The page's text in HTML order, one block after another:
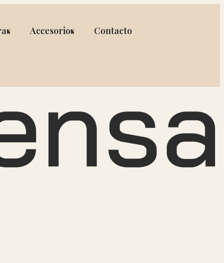
Accesorios Contacto